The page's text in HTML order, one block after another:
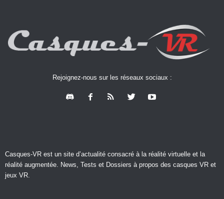
Rejoignez-nous sur les réseaux sociaux :
Casques-VR est un site d’actualité consacré à la réalité virtuelle et la
réalité augmentée. News, Tests et Dossiers à propos des casques VR et
jeux VR.